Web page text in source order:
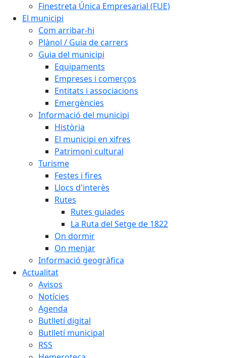
Finestreta Única Empresarial (FUE)
El municipi
Com arribar-hi
Plànol / Guia de carrers
Guia del municipi
Equipaments
Empreses i comerços
Entitats i associacions
Emergències
Informació del municipi
Història
El municipi en xifres
Patrimoni cultural
Turisme
Festes i fires
Llocs d'interès
Rutes
Rutes guiades
La Ruta del Setge de 1822
On dormir
On menjar
Informació geogràfica
Actualitat
Avisos
Notícies
Agenda
Butlletí digital
Butlletí municipal
RSS